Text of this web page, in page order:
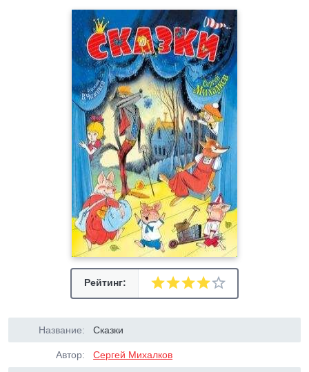
Рейтинг:
Название: Сказки
Автор: Сергей Михалков